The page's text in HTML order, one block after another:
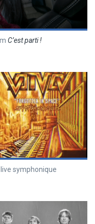
C’est parti !
symphonique